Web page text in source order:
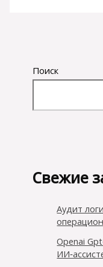
Поиск
Свежие
Аудит
Openai